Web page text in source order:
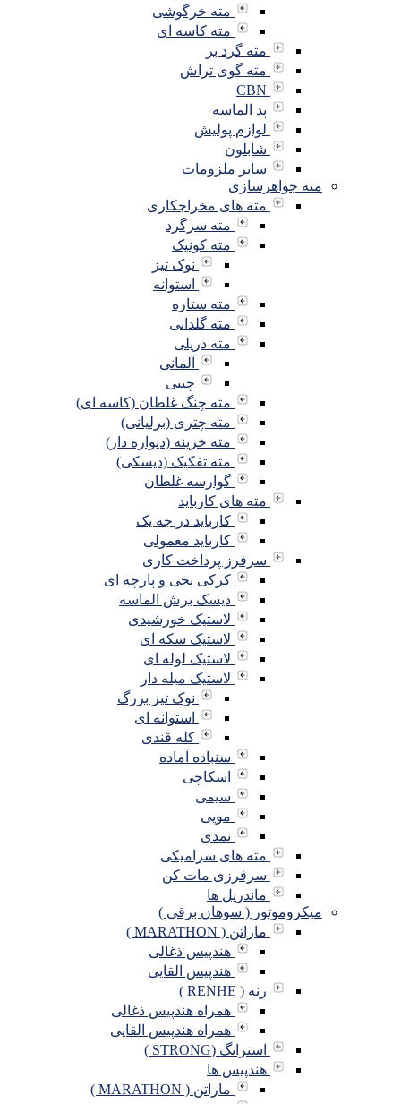
مته خرگوشی
مته کاسه ای
مته گرد بر
مته گوی تراش
CBN
پد الماسه
لوازم پولیش
شابلون
سایر ملزومات
مته جواهرسازی
مته های مخراجکاری
مته سرگرد
مته کونیک
نوک تیز
استوانه
مته ستاره
مته گلدانی
مته دریلی
آلمانی
چینی
مته چنگ غلطان (کاسه ای)
مته چتری (برلیانی)
مته خزینه (دیواره دار)
مته تفکیک (دیسکی)
گوارسه غلطان
مته های کارباید
کارباید در جه یک
کارباید معمولی
سرفرز پرداخت کاری
کرکی نخی و پارچه ای
دیسک برش الماسه
لاستیک خورشیدی
لاستیک سکه ای
لاستیک لوله ای
لاستیک میله دار
نوک تیز بزرگ
استوانه ای
کله قندی
سنباده آماده
اسکاچی
سیمی
مویی
نمدی
مته های سرامیکی
سرفرزی مات کن
ماندریل ها
میکروموتور ( سوهان برقی )
ماراتن ( MARATHON )
هندپیس ذغالی
هندپیس القایی
رنه ( RENHE )
همراه هندپیس ذغالی
همراه هندپیس القایی
استرانگ (STRONG )
هندپیس ها
ماراتن ( MARATHON )